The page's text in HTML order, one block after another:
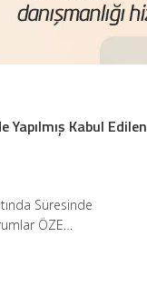
Yapılmış Kabul Edilen
Süresinde
ÖZE…